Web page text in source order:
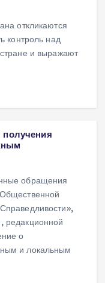
откликаются
контроль над
и выражают
обращения
редакционной
о
и локальным